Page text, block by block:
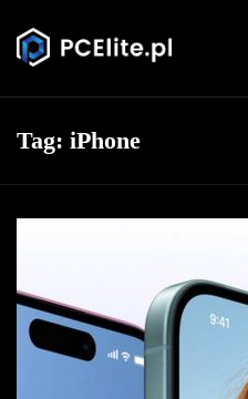
Tag: iPhone